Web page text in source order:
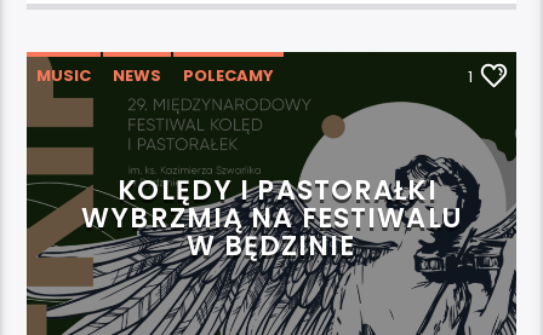
MUSIC NEWS
POLECAMY
WYDARZENIA
1
KOLĘDY I PASTORAŁKI
WYBRZMIĄ NA FESTIWALU
W BĘDZINIE